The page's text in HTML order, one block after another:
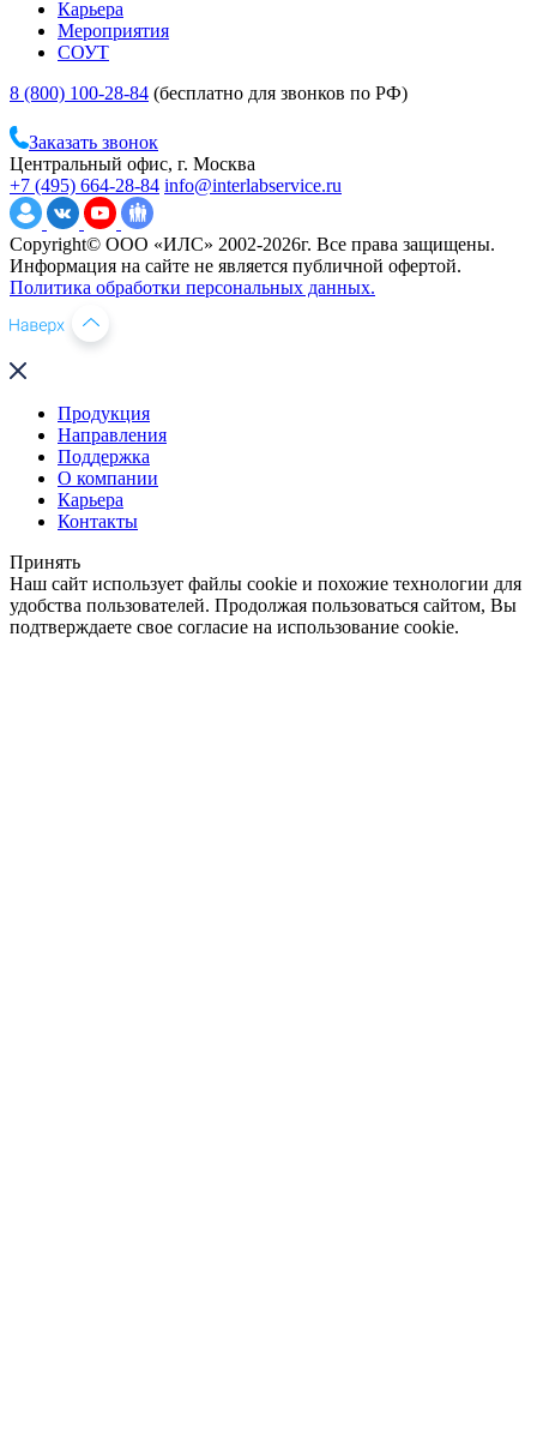
Карьера
Мероприятия
СОУТ
8 (800) 100-28-84 (бесплатно для звонков по РФ)
Заказать звонок
Центральный офис, г. Москва
+7 (495) 664-28-84 info@interlabservice.ru
Copyright© ООО «ИЛС» 2002-2026г. Все права защищены.
Информация на сайте не является публичной офертой.
Политика обработки персональных данных.
Продукция
Направления
Поддержка
О компании
Карьера
Контакты
Принять
Наш сайт использует файлы cookie и похожие технологии для
удобства пользователей. Продолжая пользоваться сайтом, Вы
подтверждаете свое согласие на использование cookie.